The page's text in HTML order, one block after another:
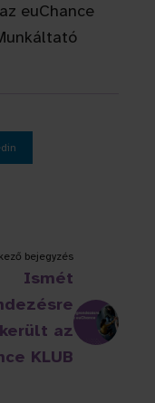
euChance
bejegyzés
Ismét
került az
KLUB